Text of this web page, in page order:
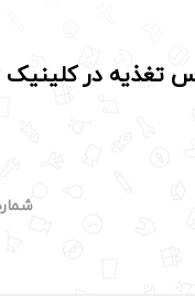
تغذیه در کلینیک